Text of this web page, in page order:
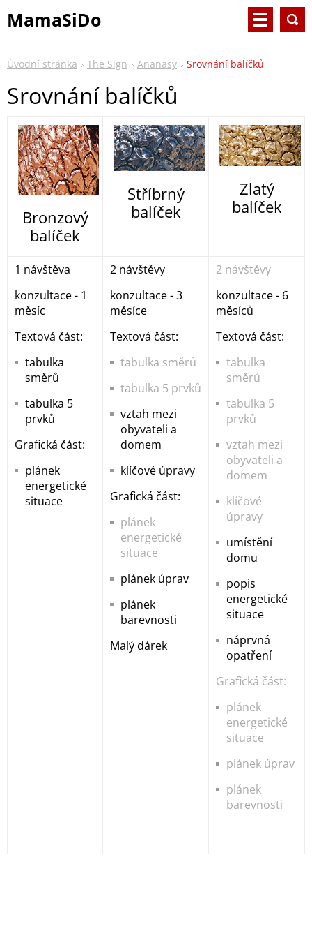
MamaSiDo
Úvodní stránka The Sign Ananasy Srovnání balíčků
Srovnání balíčků
Bronzový
balíček
Stříbrný
balíček
Zlatý
balíček
1 návštěva
konzultace - 1
měsíc
Textová část:
tabulka
směrů
tabulka 5
prvků
Grafická část:
plánek
energetické
situace
2 návštěvy
konzultace - 3
měsíce
Textová část:
tabulka směrů
tabulka 5 prvků
vztah mezi
obyvateli a
domem
klíčové úpravy
Grafická část:
plánek
energetické
situace
plánek úprav
plánek
barevnosti
Malý dárek
2 návštěvy
konzultace - 6
měsíců
Textová část:
tabulka
směrů
tabulka 5
prvků
vztah mezi
obyvateli a
domem
klíčové
úpravy
umístění
domu
popis
energetické
situace
náprvná
opatření
Grafická část:
plánek
energetické
situace
plánek úprav
plánek
barevnosti